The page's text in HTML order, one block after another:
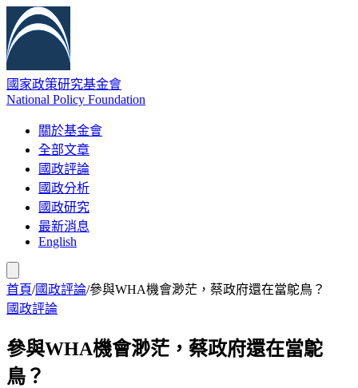
國家政策研究基金會
National Policy Foundation
關於基金會
全部文章
國政評論
國政分析
國政研究
最新消息
English
首頁/國政評論/參與WHA機會渺茫，蔡政府還在當鴕鳥？
國政評論
參與WHA機會渺茫，蔡政府還在當鴕
鳥？